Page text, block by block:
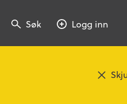
Søk
Søk Søk Logg inn